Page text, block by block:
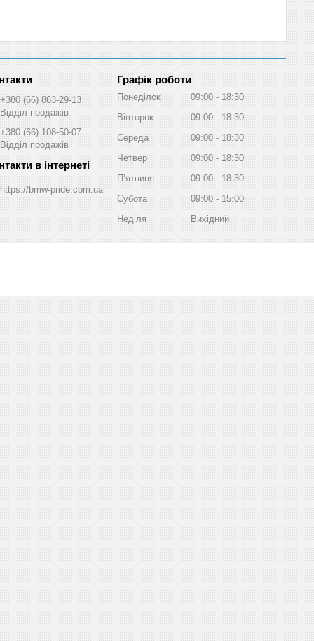
+380 (66) 863-29-13
Відділ продажів
+380 (66) 108-50-07
Відділ продажів
https://bmw-pride.com.ua
Графік роботи
Понеділок 09:00
18:30
Вівторок
09:00
18:30
Середа
09:00
18:30
Четвер
09:00
18:30
Пʼятниця
09:00
18:30
Субота
09:00
15:00
Неділя
Вихідний